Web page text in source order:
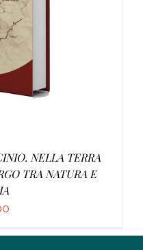
/
NELLA TERRA
TRA NATURA E